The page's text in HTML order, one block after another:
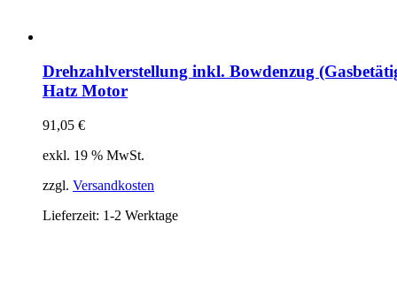
Drehzahlverstellung inkl. Bowdenzug
Hatz Motor
91,05 €
exkl. 19 % MwSt.
zzgl. Versandkosten
Lieferzeit: 1-2 Werktage